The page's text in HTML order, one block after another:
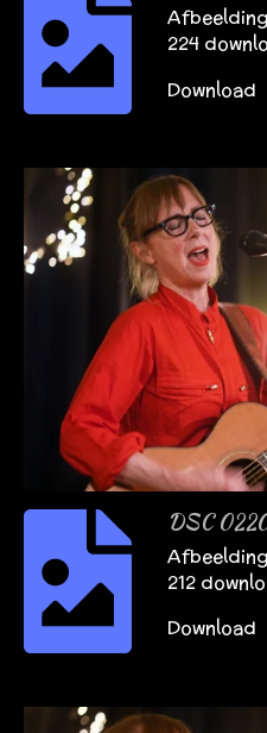
Afbeelding
224
Download
DSC
Afbeelding
212
Download